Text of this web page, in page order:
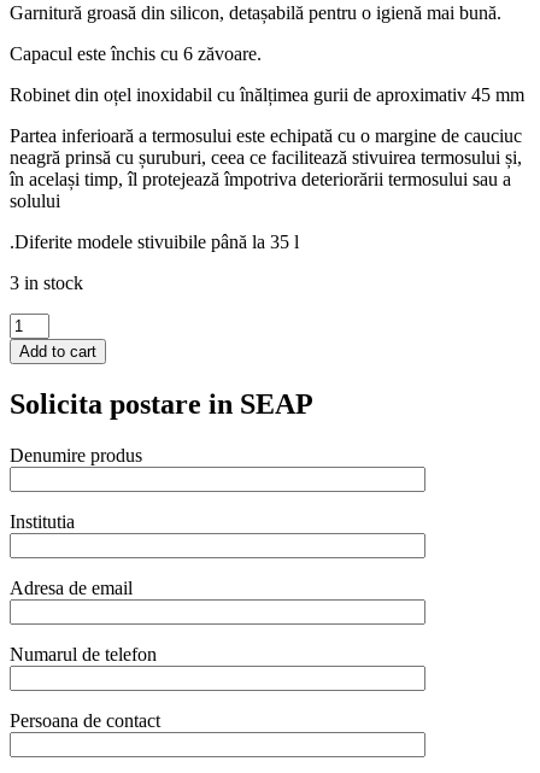
Garnitură groasă din silicon, detașabilă pentru o igienă mai bună.
Capacul este închis cu 6 zăvoare.
Robinet din oțel inoxidabil cu înălțimea gurii de aproximativ 45 mm
Partea inferioară a termosului este echipată cu o margine de cauciuc
neagră prinsă cu șuruburi, ceea ce facilitează stivuirea termosului și,
în același timp, îl protejează împotriva deteriorării termosului sau a
solului
.Diferite modele stivuibile până la 35 l
3 in stock
Container
izolat
pentru
Hendi,
25L,
ø350x(H)370mm
quantity
Add to cart
Solicita postare in SEAP
Denumire produs
Institutia
Adresa de email
Numarul de telefon
Persoana de contact